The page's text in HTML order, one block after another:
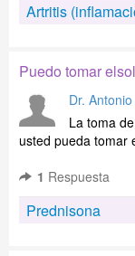
Artritis
Puedo tomar
Dr.
La toma
usted pueda tomar
1 Respuesta
Prednisona